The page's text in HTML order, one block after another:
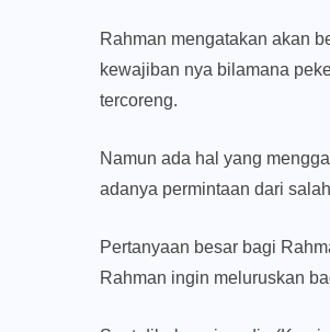
Rahman mengatakan akan
kewajiban nya bilamana
tercoreng.
Namun ada hal yang
adanya permintaan dari
Pertanyaan besar bagi
Rahman ingin meluruskan